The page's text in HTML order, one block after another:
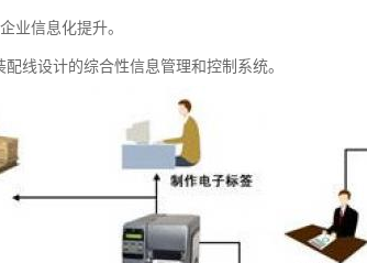
业信息化提升。
线设计的综合性信息管理和控制系统。